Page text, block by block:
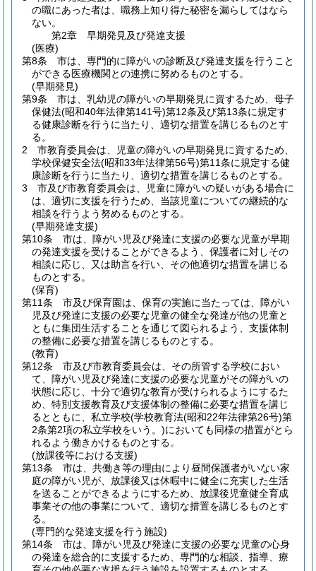
の職にあった者は、職務上知り得た秘密を漏らしてはなら
ない。
第2章
早期発見及び発達支援
(医療)
第8条
市は、専門的に障がいの診断及び発達支援を行うこと
ができる医療機関との連携に努めるものとする。
(早期発見)
第9条
市は、乳幼児の障がいの早期発見に資するため、母子
保健法(昭和40年法律第141号)第12条及び第13条に規定す
る健康診断を行うに当たり、適切な措置を講じるものとす
る。
2
市教育委員会は、児童の障がいの早期発見に資するため、
学校保健安全法(昭和33年法律第56号)第11条に規定する健
康診断を行うに当たり、適切な措置を講じるものとする。
3
市及び市教育委員会は、児童に障がいの疑いがある場合に
は、適切に支援を行うため、当該児童についての継続的な
相談を行うよう努めるものとする。
(早期発達支援)
第10条
市は、障がい児及び発達に支援の必要な児童が早期
の発達支援を受けることができるよう、保護者に対しその
相談に応じ、又は助言を行い、その他適切な措置を講じる
ものとする。
(保育)
第11条
市及び保育園は、保育の実施に当たっては、障がい
児及び発達に支援の必要な児童の健全な発達が他の児童と
ともに集団生活することを通じて図られるよう、支援体制
の整備に必要な措置を講じるものとする。
(教育)
第12条
市及び市教育委員会は、その所管する学校におい
て、障がい児及び発達に支援の必要な児童がその障がいの
状態に応じ、十分で適切な教育が受けられるようにするた
め、特別支援教育及び支援体制の整備に必要な措置を講じ
るとともに、私立学校(学校教育法(昭和22年法律第26号)第
2条第2項の私立学校をいう。)においても同様の措置がとら
れるよう働きかけるものとする。
(放課後等における支援)
第13条
市は、共働き等の理由により昼間保護者がいない家
庭の障がい児が、放課後又は休暇中に健全に充実した生活
を送ることができるようにするため、放課後児童健全育成
事業その他の事業について、適切な措置を講じるものとす
る。
(専門的な発達支援を行う施設)
第14条
市は、障がい児及び発達に支援の必要な児童の心身
の発達を総合的に支援するため、専門的な相談、指導、療